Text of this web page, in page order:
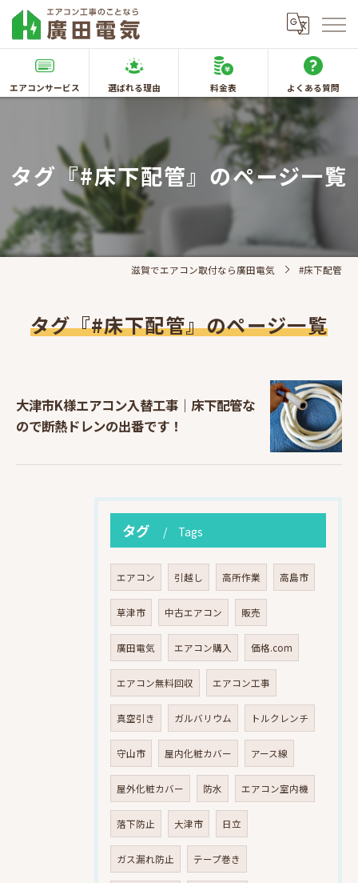
エアコンサービス 選ばれる理由 料金表 よくある質問
タグ『#床下配管』のページ一覧
滋賀でエアコン取付なら廣田電気 #床下配管
タグ『#床下配管』のページ一覧
大津市K様エアコン入替工事｜床下配管な
ので断熱ドレンの出番です！
タグ Tags
エアコン 引越し 高所作業 高島市
草津市 中古エアコン 販売
廣田電気 エアコン購入 価格.com
エアコン無料回収 エアコン工事
真空引き ガルバリウム トルクレンチ
守山市 屋内化粧カバー アース線
屋外化粧カバー 防水 エアコン室内機
落下防止 大津市 日立
ガス漏れ防止 テープ巻き